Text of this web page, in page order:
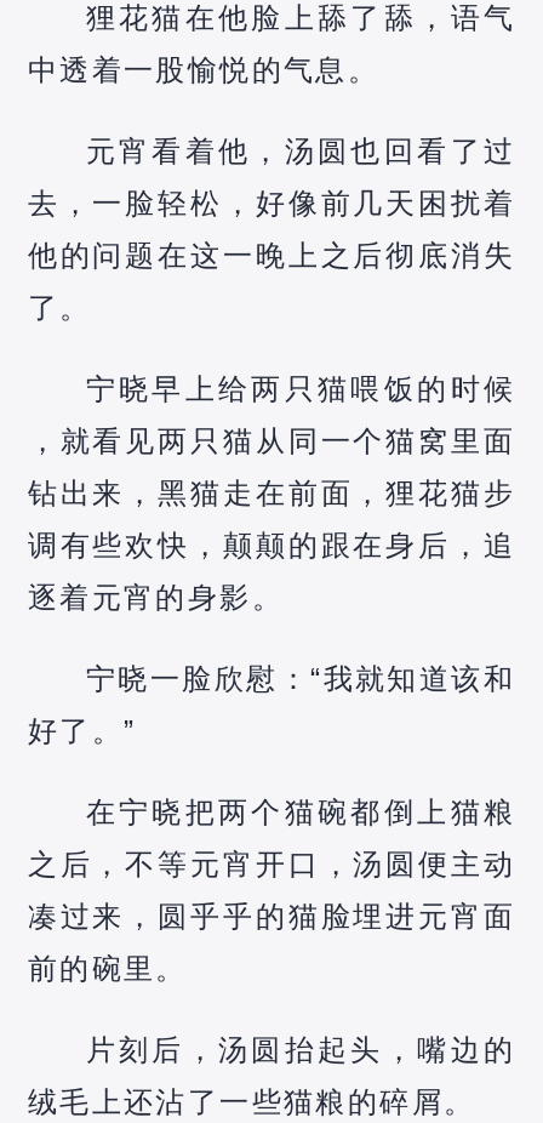
狸花猫在他脸上舔了舔，语气
中透着一股愉悦的气息。
元宵看着他，汤圆也回看了过
去，一脸轻松，好像前几天困扰着
他的问题在这一晚上之后彻底消失
了。
宁晓早上给两只猫喂饭的时候
，就看见两只猫从同一个猫窝里面
钻出来，黑猫走在前面，狸花猫步
调有些欢快，颠颠的跟在身后，追
逐着元宵的身影。
宁晓一脸欣慰：“我就知道该和
好了。”
在宁晓把两个猫碗都倒上猫粮
之后，不等元宵开口，汤圆便主动
凑过来，圆乎乎的猫脸埋进元宵面
前的碗里。
片刻后，汤圆抬起头，嘴边的
绒毛上还沾了一些猫粮的碎屑。